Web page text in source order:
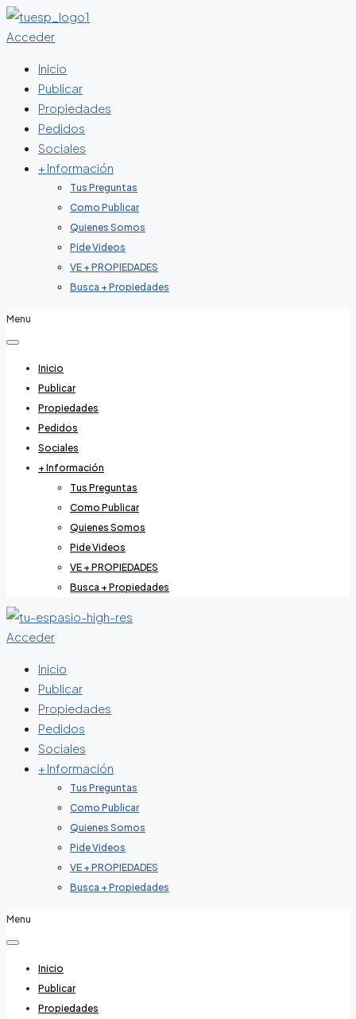
Acceder
Inicio
Publicar
Propiedades
Pedidos
Sociales
+ Información
Tus Preguntas
Como Publicar
Quienes Somos
Pide Videos
VE + PROPIEDADES
Busca + Propiedades
Menu
Inicio
Publicar
Propiedades
Pedidos
Sociales
+ Información
Tus Preguntas
Como Publicar
Quienes Somos
Pide Videos
VE + PROPIEDADES
Busca + Propiedades
Acceder
Inicio
Publicar
Propiedades
Pedidos
Sociales
+ Información
Tus Preguntas
Como Publicar
Quienes Somos
Pide Videos
VE + PROPIEDADES
Busca + Propiedades
Menu
Inicio
Publicar
Propiedades